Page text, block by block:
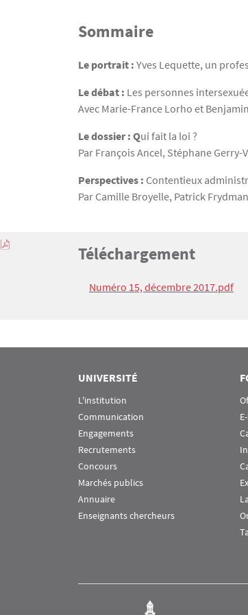
Texte
Sommaire
Le portrait : Yves Lequette, un
Le débat : Les personnes
Avec Marie-France Lorho et
Le dossier : Qui fait la loi ?
Par François Ancel, Stéphane
Perspectives : Contentieux
Par Camille Broyelle, Patrick
Bloc(s) libre(s)
Titre
Téléchargement
Texte
Numéro 15, décembre 2017.pdf
UNIVERSITÉ
L'institution
Communication
Engagements
Recrutements
Concours
Marchés publics
Annuaire
Enseignants chercheurs